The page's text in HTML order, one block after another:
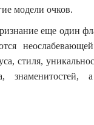
модели очков.
еще один
стиля,